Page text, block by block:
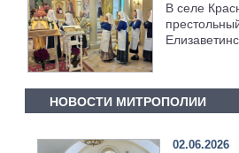
В селе
НОВОСТИ МИТРОПОЛИИ
02.06.2026